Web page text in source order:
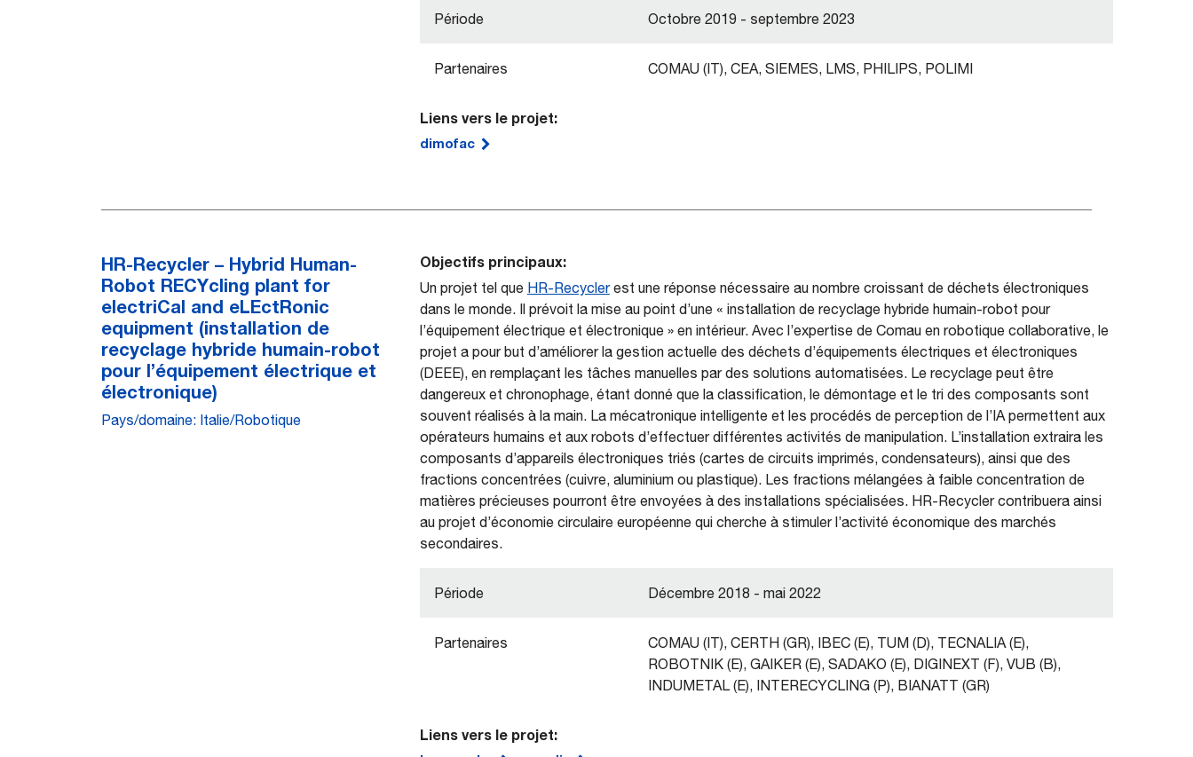
Période Octobre 2019 - septembre 2023
Partenaires COMAU (IT), CEA, SIEMES, LMS, PHILIPS, POLIMI
Liens vers le projet:
dimofac
HR-Recycler – Hybrid Human-
Robot RECYcling plant for
electriCal and eLEctRonic
equipment (installation de
recyclage hybride humain-robot
pour l’équipement électrique et
électronique)
Pays/domaine: Italie/Robotique
Objectifs principaux:
Un projet tel que HR-Recyclerest une réponse nécessaire au nombre croissant de déchets électroniques
dans le monde. Il prévoit la mise au point d’une « installation de recyclage hybride humain-robot pour
l’équipement électrique et électronique » en intérieur. Avec l’expertise de Comau en robotique collaborative, le
projet a pour but d’améliorer la gestion actuelle des déchets d’équipements électriques et électroniques
(DEEE), en remplaçant les tâches manuelles par des solutions automatisées. Le recyclage peut être
dangereux et chronophage, étant donné que la classification, le démontage et le tri des composants sont
souvent réalisés à la main. La mécatronique intelligente et les procédés de perception de l’IA permettent aux
opérateurs humains et aux robots d’effectuer différentes activités de manipulation. L’installation extraira les
composants d’appareils électroniques triés (cartes de circuits imprimés, condensateurs), ainsi que des
fractions concentrées (cuivre, aluminium ou plastique). Les fractions mélangées à faible concentration de
matières précieuses pourront être envoyées à des installations spécialisées. HR-Recycler contribuera ainsi
au projet d’économie circulaire européenne qui cherche à stimuler l’activité économique des marchés
secondaires.
Période Décembre 2018 - mai 2022
Partenaires
COMAU (IT), CERTH (GR), IBEC (E), TUM (D), TECNALIA (E),
ROBOTNIK (E), GAIKER (E), SADAKO (E), DIGINEXT (F), VUB (B),
INDUMETAL (E), INTERECYCLING (P), BIANATT (GR)
Liens vers le projet: